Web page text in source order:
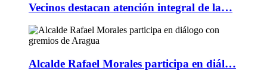
Vecinos destacan atención integral de la…
Alcalde Rafael Morales participa en diál…